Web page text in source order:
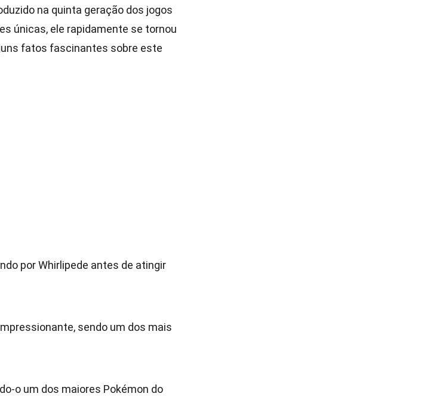
na quinta geração dos jogos
únicas, ele rapidamente se tornou
fatos fascinantes sobre este
por Whirlipede antes de atingir
sendo um dos mais
o um dos maiores Pokémon do